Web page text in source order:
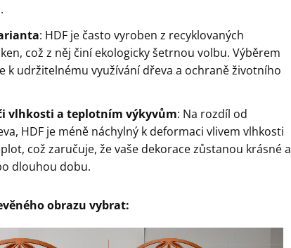
: HDF je často vyroben z recyklovaných
což z něj činí ekologicky šetrnou volbu. Výběrem
k udržitelnému využívání dřeva a ochraně životního
vlhkosti a teplotním výkyvům: Na rozdíl od
HDF je méně náchylný k deformaci vlivem vlhkosti
což zaručuje, že vaše dekorace zůstanou krásné a
dlouhou dobu.
obrazu vybrat: